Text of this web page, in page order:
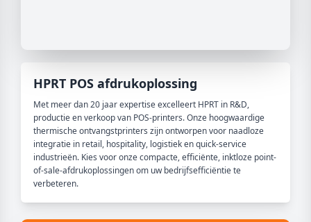
HPRT POS afdrukoplossing
Met meer dan 20 jaar expertise excelleert HPRT in R&D,
productie en verkoop van POS-printers. Onze hoogwaardige
thermische ontvangstprinters zijn ontworpen voor naadloze
integratie in retail, hospitality, logistiek en quick-service
industrieën. Kies voor onze compacte, efficiënte, inktloze point-
of-sale-afdrukoplossingen om uw bedrijfsefficiëntie te
verbeteren.